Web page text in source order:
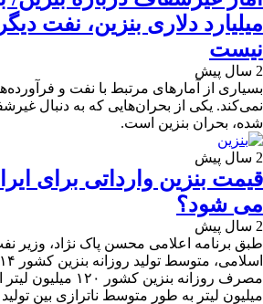
میلیارد دلاری بنزین، نفت
نیست
2 سال پیش
بسیاری از آمارهای مرتبط با نفت و
نمی‌کند. یکی از بحران‌هایی که به دنبال
شده، بحران بنزین است.
2 سال پیش
قیمت بنزین وارداتی برای
می شود؟
2 سال پیش
طبق برنامه اعلامی محسن پاک نژاد، وزیر
میلیون لیتر به طور متوسط ناترازی بین